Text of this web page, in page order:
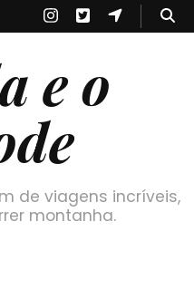
e o
de viagens incríveis,
montanha.